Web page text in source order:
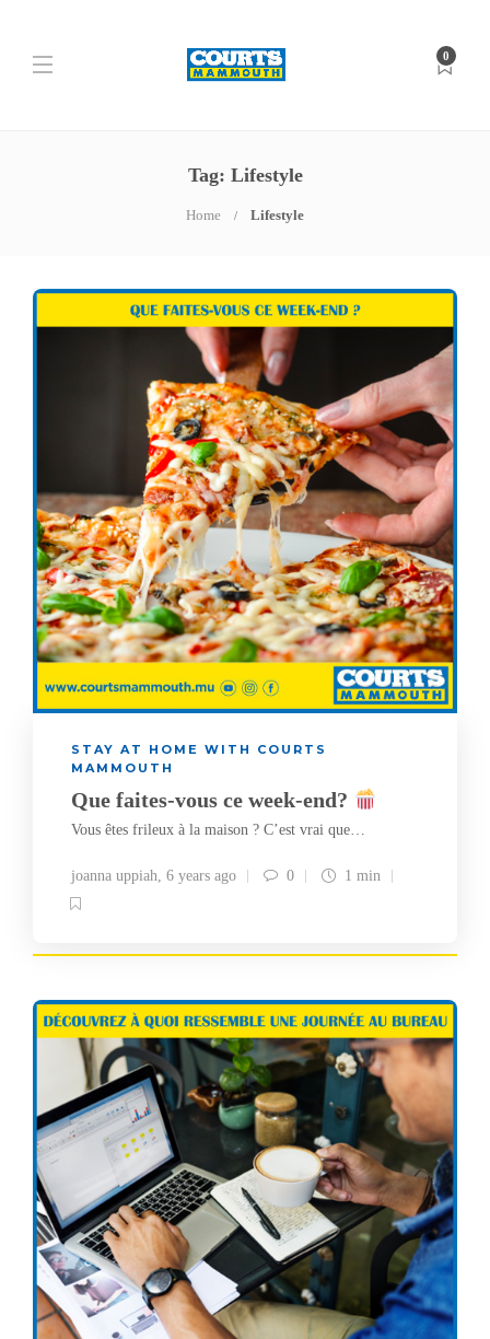
0
Tag: Lifestyle
Home Lifestyle
STAY AT HOME WITH COURTS
MAMMOUTH
Que faites-vous ce week-end?
Vous êtes frileux à la maison ? C’est vrai que…
joanna uppiah, 6 years ago 0 1 min